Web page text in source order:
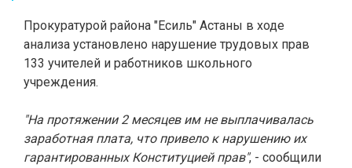
Прокуратурой района "Есиль" Астаны в ходе
анализа установлено нарушение трудовых прав
133 учителей и работников школьного
учреждения.
"На протяжении 2 месяцев им не выплачивалась
заработная плата, что привело к нарушению их
гарантированных Конституцией прав", - сообщили